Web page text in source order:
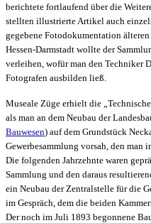
berichtete fortlaufend über die
stellten illustrierte Artikel auch
gegebene Fotodokumentation
Hessen-Darmstadt wollte der
verleihen, wofür man den Techniker
Fotografen ausbilden ließ.
Museale Züge erhielt die
als man an dem Neubau der
Bauwesen) auf dem Grundstück
Gewerbesammlung vorsah, den man
Die folgenden Jahrzehnte waren
Sammlung und den daraus
ein Neubau der Zentralstelle für die
im Gespräch, dem die beiden
Der noch im Juli 1893 begonnene